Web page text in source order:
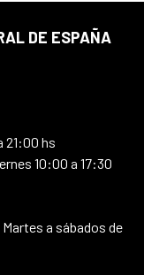
DE ESPAÑA
21:00 hs
10:00 a 17:30
a sábados de